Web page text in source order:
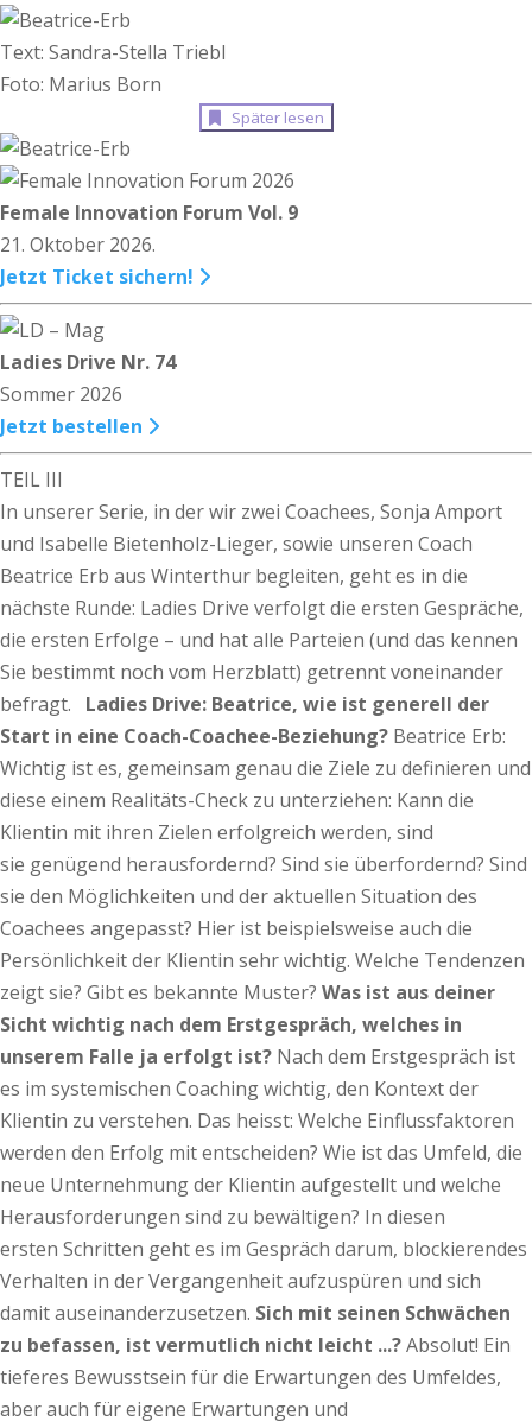
Text: Sandra-Stella Triebl
Foto: Marius Born
Später lesen
Female Innovation Forum Vol. 9
21. Oktober 2026.
Jetzt Ticket sichern!
Ladies Drive Nr. 74
Sommer 2026
Jetzt bestellen
TEIL III
In unserer Serie, in der wir zwei Coachees, Sonja Amport
und Isabelle Bietenholz-Lieger, sowie unseren Coach
Beatrice Erb aus Winterthur begleiten, geht es in die
nächste Runde: Ladies Drive verfolgt die ersten Gespräche,
die ersten Erfolge – und hat alle Parteien (und das kennen
Sie bestimmt noch vom Herzblatt) getrennt voneinander
befragt. Ladies Drive: Beatrice, wie ist generell der
Start in eine Coach-Coachee-Beziehung? Beatrice Erb:
Wichtig ist es, gemeinsam genau die Ziele zu definieren und
diese einem Realitäts-Check zu unterziehen: Kann die
Klientin mit ihren Zielen erfolgreich werden, sind
sie genügend herausfordernd? Sind sie überfordernd? Sind
sie den Möglichkeiten und der aktuellen Situation des
Coachees angepasst? Hier ist beispielsweise auch die
Persönlichkeit der Klientin sehr wichtig. Welche Tendenzen
zeigt sie? Gibt es bekannte Muster? Was ist aus deiner
Sicht wichtig nach dem Erstgespräch, welches in
unserem Falle ja erfolgt ist? Nach dem Erstgespräch ist
es im systemischen Coaching wichtig, den Kontext der
Klientin zu verstehen. Das heisst: Welche Einflussfaktoren
werden den Erfolg mit entscheiden? Wie ist das Umfeld, die
neue Unternehmung der Klientin aufgestellt und welche
Herausforderungen sind zu bewältigen? In diesen
ersten Schritten geht es im Gespräch darum, blockierendes
Verhalten in der Vergangenheit aufzuspüren und sich
damit auseinanderzusetzen. Sich mit seinen Schwächen
zu befassen, ist vermutlich nicht leicht ...?Absolut! Ein
tieferes Bewusstsein für die Erwartungen des Umfeldes,
aber auch für eigene Erwartungen und